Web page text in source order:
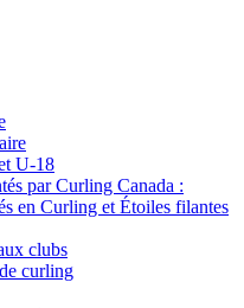
U-18
par Curling Canada :
en Curling et Étoiles filantes
clubs
curling